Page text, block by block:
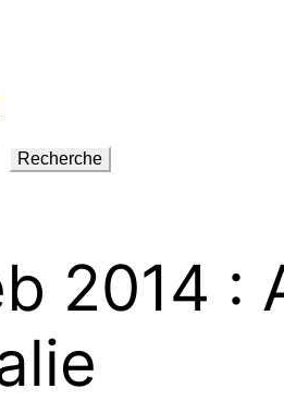
Recherche
2014 :